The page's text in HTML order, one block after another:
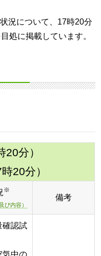
況について、17時20分
処に掲載しています。
分）
20分）
※
び内容）
備考
確認試
気中の